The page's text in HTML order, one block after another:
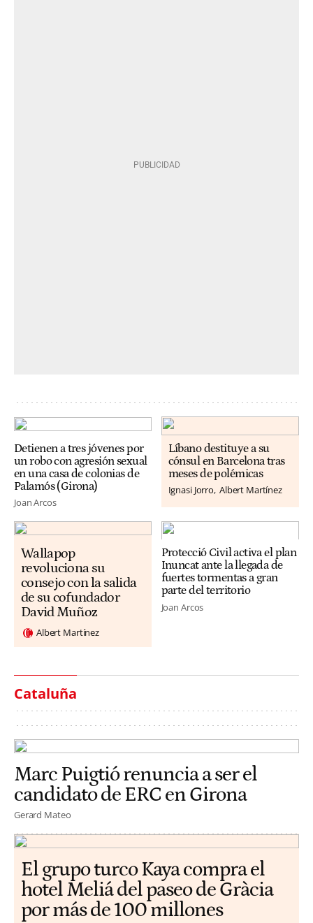
Detienen a tres jóvenes por
un robo con agresión sexual
en una casa de colonias de
Palamós (Girona)
Joan Arcos
Líbano destituye a su
cónsul en Barcelona tras
meses de polémicas
Ignasi Jorro Albert Martínez
Wallapop
revoluciona su
consejo con la salida
de su cofundador
David Muñoz
Albert Martínez
Protecció Civil activa el plan
Inuncat ante la llegada de
fuertes tormentas a gran
parte del territorio
Joan Arcos
Cataluña
Marc Puigtió renuncia a ser el
candidato de ERC en Girona
Gerard Mateo
El grupo turco Kaya compra el
hotel Meliá del paseo de Gràcia
por más de 100 millones